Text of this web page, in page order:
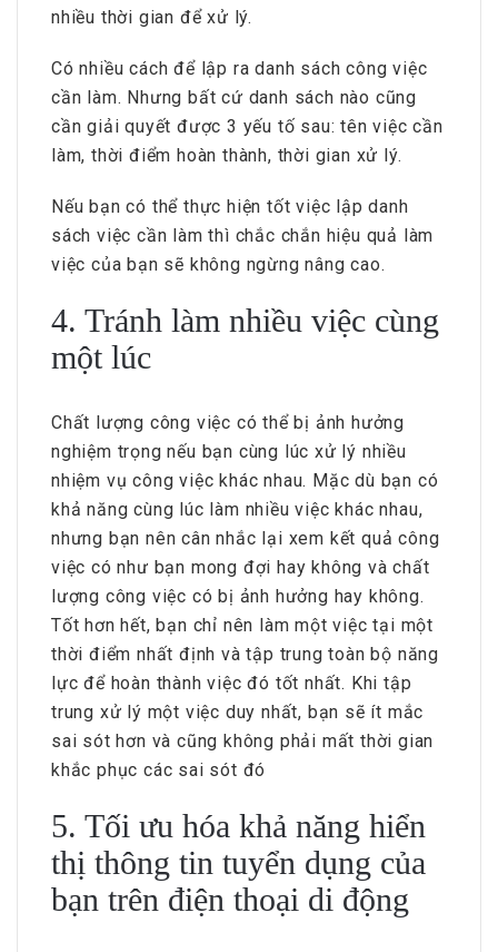
nhiều thời gian để xử lý.
Có nhiều cách để lập ra danh sách công việc
cần làm. Nhưng bất cứ danh sách nào cũng
cần giải quyết được 3 yếu tố sau: tên việc cần
làm, thời điểm hoàn thành, thời gian xử lý.
Nếu bạn có thể thực hiện tốt việc lập danh
sách việc cần làm thì chắc chắn hiệu quả làm
việc của bạn sẽ không ngừng nâng cao.
4. Tránh làm nhiều việc cùng
một lúc
Chất lượng công việc có thể bị ảnh hưởng
nghiệm trọng nếu bạn cùng lúc xử lý nhiều
nhiệm vụ công việc khác nhau. Mặc dù bạn có
khả năng cùng lúc làm nhiều việc khác nhau,
nhưng bạn nên cân nhắc lại xem kết quả công
việc có như bạn mong đợi hay không và chất
lượng công việc có bị ảnh hưởng hay không.
Tốt hơn hết, bạn chỉ nên làm một việc tại một
thời điểm nhất định và tập trung toàn bộ năng
lực để hoàn thành việc đó tốt nhất. Khi tập
trung xử lý một việc duy nhất, bạn sẽ ít mắc
sai sót hơn và cũng không phải mất thời gian
khắc phục các sai sót đó
5. Tối ưu hóa khả năng hiển
thị thông tin tuyển dụng của
bạn trên điện thoại di động